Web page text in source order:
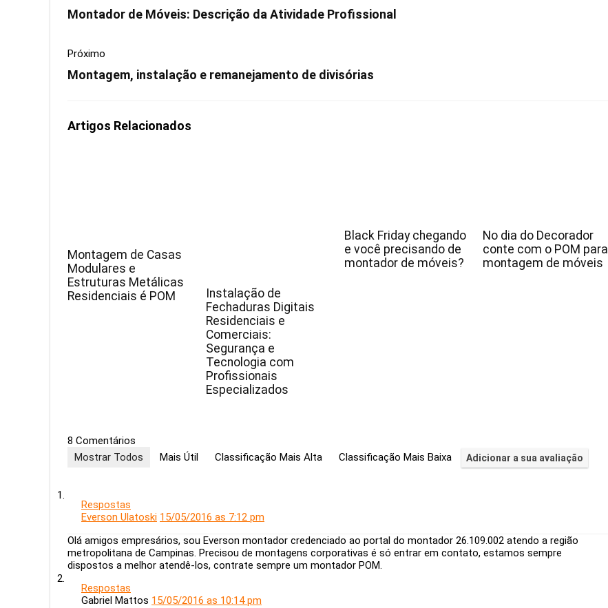
Montador de Móveis: Descrição da Atividade Profissional
Próximo
Montagem, instalação e remanejamento de divisórias
Artigos Relacionados
Montagem de Casas
Modulares e
Estruturas Metálicas
Residenciais é POM
Instalação de
Fechaduras Digitais
Residenciais e
Comerciais:
Segurança e
Tecnologia com
Profissionais
Especializados
Black Friday chegando
e você precisando de
montador de móveis?
No dia do Decorador
conte com o POM para
montagem de móveis
8 Comentários
Mostrar Todos
Mais Útil Classificação Mais Alta Classificação Mais Baixa Adicionar a sua avaliação
Respostas
Everson Ulatoski 15/05/2016 as 7:12 pm
Olá amigos empresários, sou Everson montador credenciado ao portal do montador 26.109.002 atendo a região
metropolitana de Campinas. Precisou de montagens corporativas é só entrar em contato, estamos sempre
dispostos a melhor atendê-los, contrate sempre um montador POM.
Respostas
Gabriel Mattos 15/05/2016 as 10:14 pm